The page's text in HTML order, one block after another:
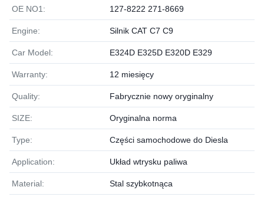
OE NO1: 127-8222 271-8669
Engine: Silnik CAT C7 C9
Car Model: E324D E325D E320D E329
Warranty: 12 miesięcy
Quality: Fabrycznie nowy oryginalny
SIZE: Oryginalna norma
Type: Części samochodowe do Diesla
Application: Układ wtrysku paliwa
Material: Stal szybkotnąca